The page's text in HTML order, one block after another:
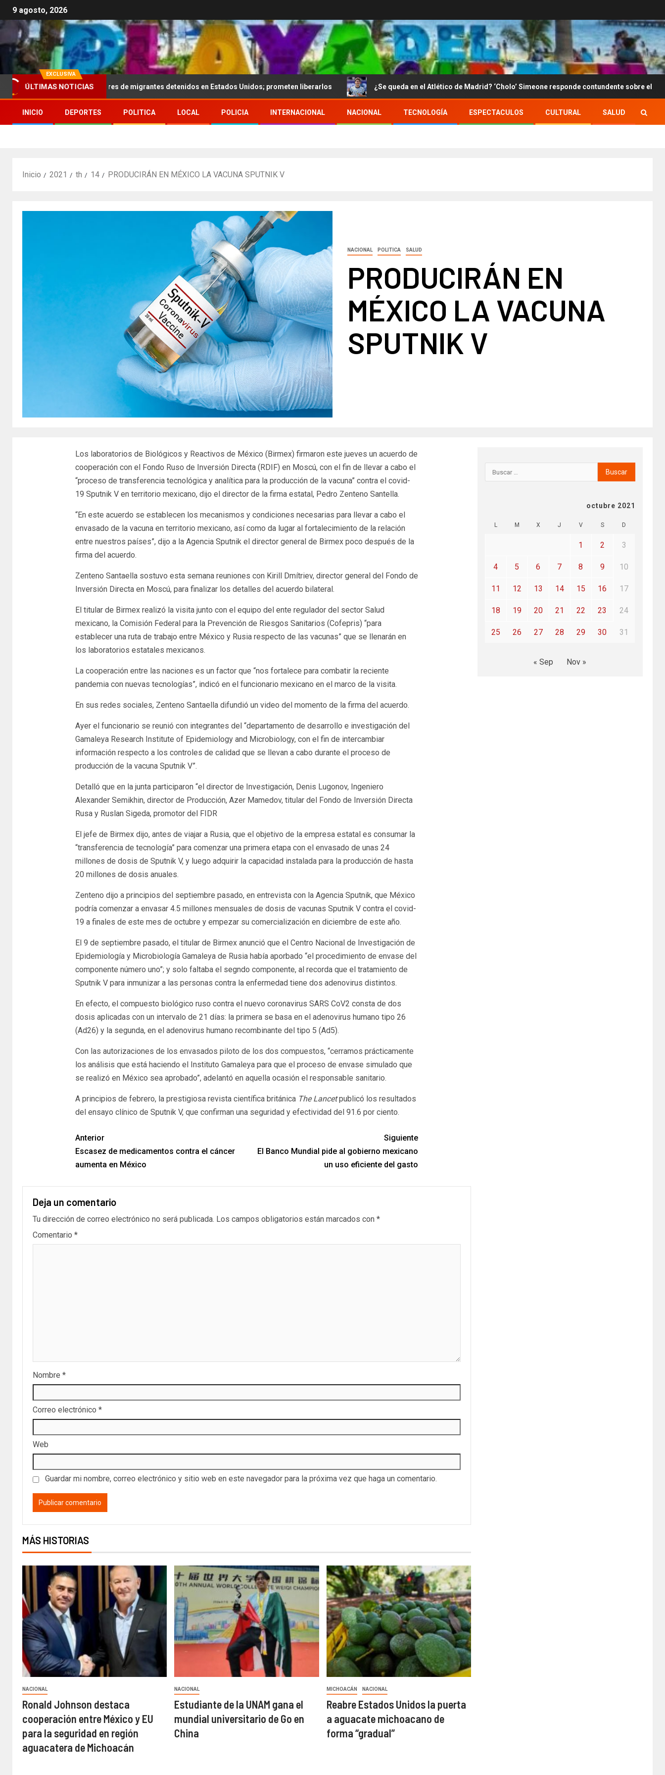
9 agosto, 2026
EXCLUSIVA
ÚLTIMAS NOTICIAS
dólares a familiares de migrantes detenidos en Estados Unidos; prometen liberarlos ¿Se queda en el Atlético de Madrid? ‘Cholo’ Simeone responde contundente sobre el futuro de Julián
INICIO DEPORTES POLITICA LOCAL POLICIA INTERNACIONAL NACIONAL TECNOLOGÍA ESPECTACULOS CULTURAL SALUD
Inicio 2021 th 14 PRODUCIRÁN EN MÉXICO LA VACUNA SPUTNIK V
NACIONAL POLITICA SALUD
PRODUCIRÁN EN
MÉXICO LA VACUNA
SPUTNIK V
Los laboratorios de Biológicos y Reactivos de México (Birmex) firmaron este jueves un acuerdo de
cooperación con el Fondo Ruso de Inversión Directa (RDIF) en Moscú, con el fin de llevar a cabo el
“proceso de transferencia tecnológica y analítica para la producción de la vacuna” contra el covid-
19 Sputnik V en territorio mexicano, dijo el director de la firma estatal, Pedro Zenteno Santella.
“En este acuerdo se establecen los mecanismos y condiciones necesarias para llevar a cabo el
envasado de la vacuna en territorio mexicano, así como da lugar al fortalecimiento de la relación
entre nuestros países”, dijo a la Agencia Sputnik el director general de Birmex poco después de la
firma del acuerdo.
Zenteno Santaella sostuvo esta semana reuniones con Kirill Dmítriev, director general del Fondo de
Inversión Directa en Moscú, para finalizar los detalles del acuerdo bilateral.
El titular de Birmex realizó la visita junto con el equipo del ente regulador del sector Salud
mexicano, la Comisión Federal para la Prevención de Riesgos Sanitarios (Cofepris) “para
establecer una ruta de trabajo entre México y Rusia respecto de las vacunas” que se llenarán en
los laboratorios estatales mexicanos.
La cooperación entre las naciones es un factor que “nos fortalece para combatir la reciente
pandemia con nuevas tecnologías”, indicó en el funcionario mexicano en el marco de la visita.
En sus redes sociales, Zenteno Santaella difundió un video del momento de la firma del acuerdo.
Ayer el funcionario se reunió con integrantes del “departamento de desarrollo e investigación del
Gamaleya Research Institute of Epidemiology and Microbiology, con el fin de intercambiar
información respecto a los controles de calidad que se llevan a cabo durante el proceso de
producción de la vacuna Sputnik V”.
Detalló que en la junta participaron “el director de Investigación, Denis Lugonov, Ingeniero
Alexander Semikhin, director de Producción, Azer Mamedov, titular del Fondo de Inversión Directa
Rusa y Ruslan Sigeda, promotor del FIDR
El jefe de Birmex dijo, antes de viajar a Rusia, que el objetivo de la empresa estatal es consumar la
“transferencia de tecnología” para comenzar una primera etapa con el envasado de unas 24
millones de dosis de Sputnik V, y luego adquirir la capacidad instalada para la producción de hasta
20 millones de dosis anuales.
Zenteno dijo a principios del septiembre pasado, en entrevista con la Agencia Sputnik, que México
podría comenzar a envasar 4.5 millones mensuales de dosis de vacunas Sputnik V contra el covid-
19 a finales de este mes de octubre y empezar su comercialización en diciembre de este año.
El 9 de septiembre pasado, el titular de Birmex anunció que el Centro Nacional de Investigación de
Epidemiología y Microbiología Gamaleya de Rusia había aporbado “el procedimiento de envase del
componente número uno”; y solo faltaba el segndo componente, al recorda que el tratamiento de
Sputnik V para inmunizar a las personas contra la enfermedad tiene dos adenovirus distintos.
En efecto, el compuesto biológico ruso contra el nuevo coronavirus SARS CoV2 consta de dos
dosis aplicadas con un intervalo de 21 días: la primera se basa en el adenovirus humano tipo 26
(Ad26) y la segunda, en el adenovirus humano recombinante del tipo 5 (Ad5).
Con las autorizaciones de los envasados piloto de los dos compuestos, “cerramos prácticamente
los análisis que está haciendo el Instituto Gamaleya para que el proceso de envase simulado que
se realizó en México sea aprobado”, adelantó en aquella ocasión el responsable sanitario.
A principios de febrero, la prestigiosa revista científica británica The Lancetpublicó los resultados
del ensayo clínico de Sputnik V, que confirman una seguridad y efectividad del 91.6 por ciento.
Anterior
Escasez de medicamentos contra el cáncer
aumenta en México
Siguiente
El Banco Mundial pide al gobierno mexicano
un uso eficiente del gasto
Deja un comentario
Tu dirección de correo electrónico no será publicada. Los campos obligatorios están marcados con *
Comentario *
Nombre *
Correo electrónico *
Web
Guardar mi nombre, correo electrónico y sitio web en este navegador para la próxima vez que haga un comentario.
MÁS HISTORIAS
NACIONAL
Ronald Johnson destaca
cooperación entre México y EU
para la seguridad en región
aguacatera de Michoacán
NACIONAL
Estudiante de la UNAM gana el
mundial universitario de Go en
China
MICHOACÁN NACIONAL
Reabre Estados Unidos la puerta
a aguacate michoacano de
forma “gradual”
octubre 2021
L M X J V S D
1 2 3
4 5 6 7 8 9 10
11 12 13 14 15 16 17
18 19 20 21 22 23 24
25 26 27 28 29 30 31
« Sep Nov »